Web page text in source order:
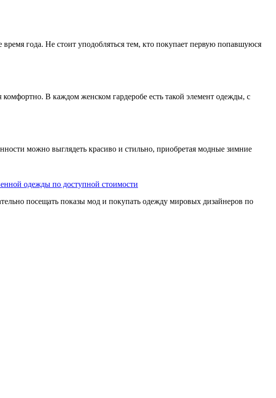
года. Не стоит уподобляться тем, кто покупает первую попавшуюся
В каждом женском гардеробе есть такой элемент одежды, с
можно выглядеть красиво и стильно, приобретая модные зимние
одежды по доступной стоимости
посещать показы мод и покупать одежду мировых дизайнеров по